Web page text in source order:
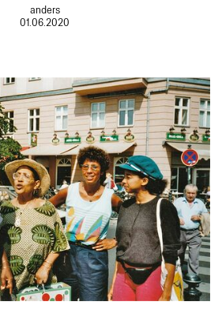
anders
01.06.2020